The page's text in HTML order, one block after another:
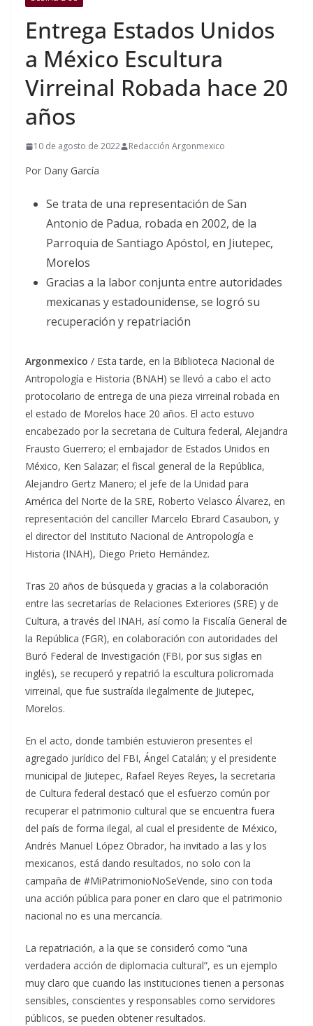
Entrega Estados Unidos
a México Escultura
Virreinal Robada hace 20
años
10 de agosto de 2022 Redacción Argonmexico
Por Dany García
Se trata de una representación de San
Antonio de Padua, robada en 2002, de la
Parroquia de Santiago Apóstol, en Jiutepec,
Morelos
Gracias a la labor conjunta entre autoridades
mexicanas y estadounidense, se logró su
recuperación y repatriación
Argonmexico / Esta tarde, en la Biblioteca Nacional de
Antropología e Historia (BNAH) se llevó a cabo el acto
protocolario de entrega de una pieza virreinal robada en
el estado de Morelos hace 20 años. El acto estuvo
encabezado por la secretaria de Cultura federal, Alejandra
Frausto Guerrero; el embajador de Estados Unidos en
México, Ken Salazar; el fiscal general de la República,
Alejandro Gertz Manero; el jefe de la Unidad para
América del Norte de la SRE, Roberto Velasco Álvarez, en
representación del canciller Marcelo Ebrard Casaubon, y
el director del Instituto Nacional de Antropología e
Historia (INAH), Diego Prieto Hernández.
Tras 20 años de búsqueda y gracias a la colaboración
entre las secretarías de Relaciones Exteriores (SRE) y de
Cultura, a través del INAH, así como la Fiscalía General de
la República (FGR), en colaboración con autoridades del
Buró Federal de Investigación (FBI, por sus siglas en
inglés), se recuperó y repatrió la escultura policromada
virreinal, que fue sustraída ilegalmente de Jiutepec,
Morelos.
En el acto, donde también estuvieron presentes el
agregado jurídico del FBI, Ángel Catalán; y el presidente
municipal de Jiutepec, Rafael Reyes Reyes, la secretaria
de Cultura federal destacó que el esfuerzo común por
recuperar el patrimonio cultural que se encuentra fuera
del país de forma ilegal, al cual el presidente de México,
Andrés Manuel López Obrador, ha invitado a las y los
mexicanos, está dando resultados, no solo con la
campaña de #MiPatrimonioNoSeVende, sino con toda
una acción pública para poner en claro que el patrimonio
nacional no es una mercancía.
La repatriación, a la que se consideró como “una
verdadera acción de diplomacia cultural”, es un ejemplo
muy claro que cuando las instituciones tienen a personas
sensibles, conscientes y responsables como servidores
públicos, se pueden obtener resultados.